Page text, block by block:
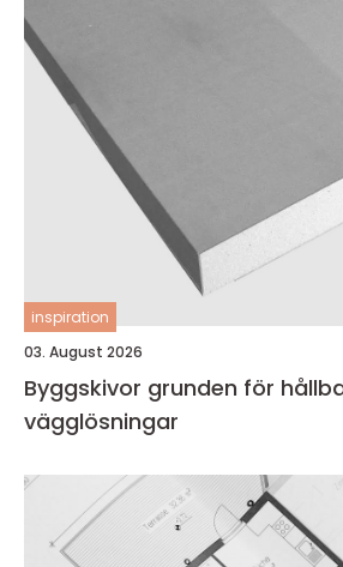
inspiration
03. August 2026
Byggskivor grunden för hållbara och smarta
vägglösningar